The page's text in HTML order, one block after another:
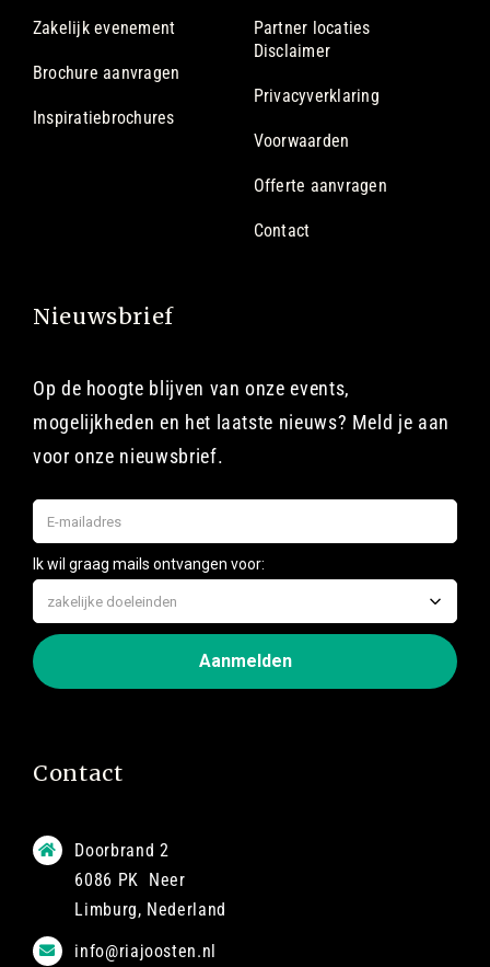
Zakelijk evenement
Brochure aanvragen
Inspiratiebrochures
Partner locaties
Disclaimer
Privacyverklaring
Voorwaarden
Offerte aanvragen
Contact
Nieuwsbrief
Op de hoogte blijven van onze events,
mogelijkheden en het laatste nieuws? Meld je aan
voor onze nieuwsbrief.
Contact
Doorbrand 2
6086 PK Neer
Limburg, Nederland
info@riajoosten.nl